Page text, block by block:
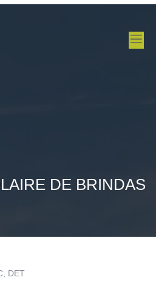
DE BRINDAS
DET